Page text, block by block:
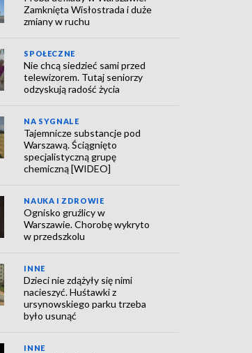
Zamknięta Wisłostrada i duże
zmiany w ruchu
SPOŁECZNE
Nie chcą siedzieć sami przed
telewizorem. Tutaj seniorzy
odzyskują radość życia
NA SYGNALE
Tajemnicze substancje pod
Warszawą. Ściągnięto
specjalistyczną grupę
chemiczną [WIDEO]
NAUKA I ZDROWIE
Ognisko gruźlicy w
Warszawie. Chorobę wykryto
w przedszkolu
INNE
Dzieci nie zdążyły się nimi
nacieszyć. Huśtawki z
ursynowskiego parku trzeba
było usunąć
INNE